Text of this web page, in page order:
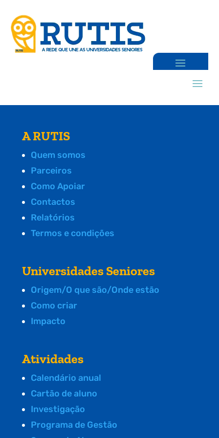
A RUTIS
Quem somos
Parceiros
Como Apoiar
Contactos
Relatórios
Termos e condições
Universidades Seniores
Origem/O que são/Onde estão
Como criar
Impacto
Atividades
Calendário anual
Cartão de aluno
Investigação
Programa de Gestão